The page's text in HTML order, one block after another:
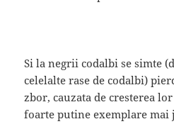
Si la negrii codalbi se simte
celelalte rase de codalbi)
zbor, cauzata de cresterea
foarte putine exemplare mai